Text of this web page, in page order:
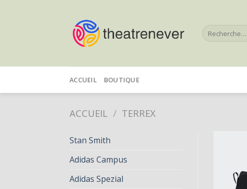
Recherche
pour :
ACCUEIL BOUTIQUE
ACCUEIL / TERREX
Stan Smith
Adidas Campus
Adidas Spezial